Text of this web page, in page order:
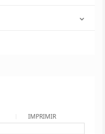
IMPRIMIR